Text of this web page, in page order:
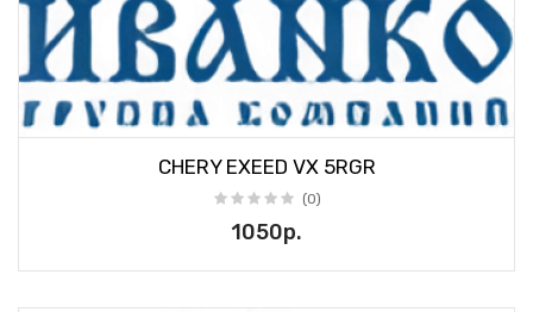
CHERY EXEED VX 5RGR
(0)
1050р.